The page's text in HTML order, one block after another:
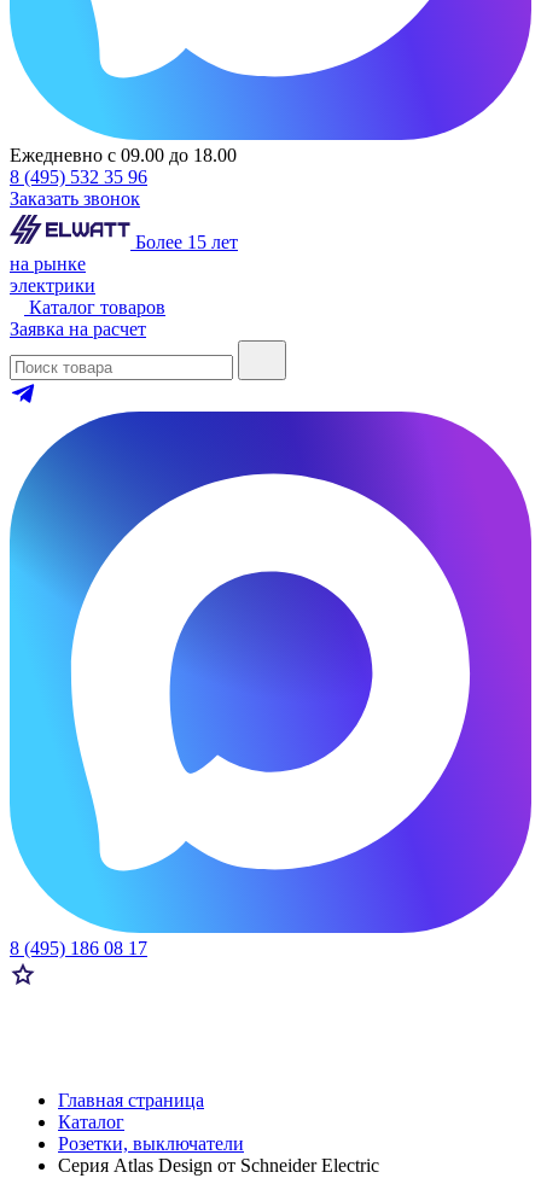
Ежедневно с 09.00 до 18.00
8 (495) 532 35 96
Заказать звонок
Более 15 лет
на рынке
электрики
Каталог товаров
Заявка на расчет
8 (495) 186 08 17
Главная страница
Каталог
Розетки, выключатели
Серия Atlas Design от Schneider Electric